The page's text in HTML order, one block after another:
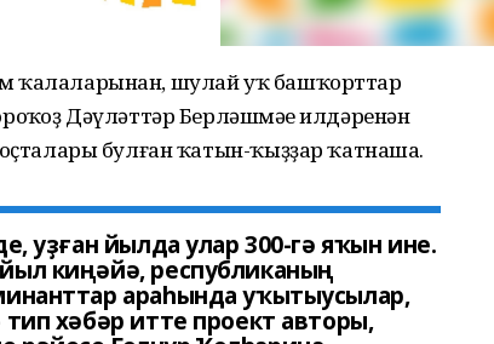
ҡалаларынан, шулай уҡ башҡорттар
Дәүләттәр Берләшмәһе илдәренән
оҫталары булған ҡатын-ҡыҙҙар ҡатнаша.
уҙған йылда улар 300-гә яҡын ине.
киңәйә, республиканың
араһында уҡытыусылар,
хәбәр итте проект авторы,